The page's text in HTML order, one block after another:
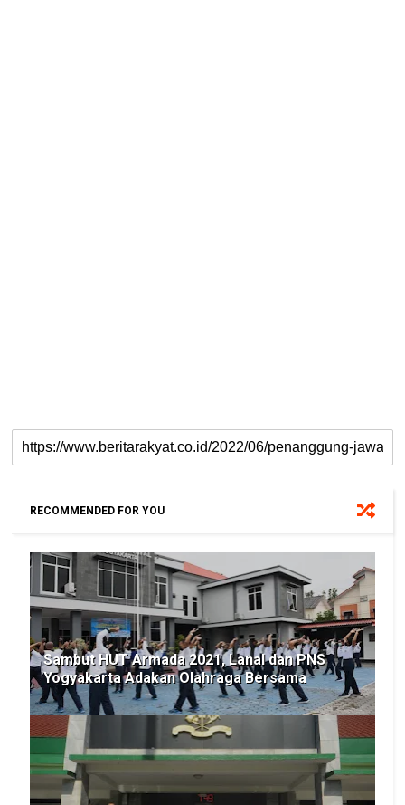
RECOMMENDED FOR YOU
Sambut HUT Armada 2021, Lanal dan PNS
Yogyakarta Adakan Olahraga Bersama